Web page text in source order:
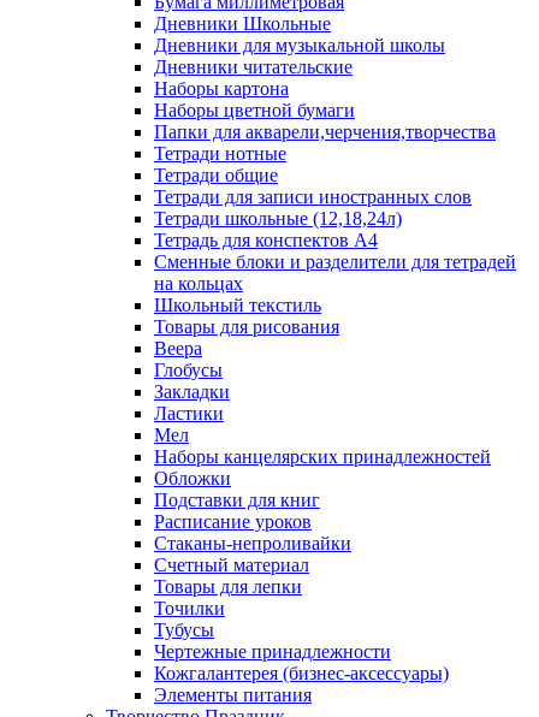
Дневники Школьные
Дневники для музыкальной школы
Дневники читательские
Наборы картона
Наборы цветной бумаги
Папки для акварели,черчения,творчества
Тетради нотные
Тетради общие
Тетради для записи иностранных слов
Тетради школьные (12,18,24л)
Тетрадь для конспектов А4
Сменные блоки и разделители для тетрадей
на кольцах
Школьный текстиль
Товары для рисования
Веера
Глобусы
Закладки
Ластики
Мел
Наборы канцелярских принадлежностей
Обложки
Подставки для книг
Расписание уроков
Стаканы-непроливайки
Счетный материал
Товары для лепки
Точилки
Тубусы
Чертежные принадлежности
Кожгалантерея (бизнес-аксессуары)
Элементы питания